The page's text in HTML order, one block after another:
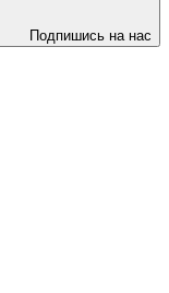
Подпишись на нас